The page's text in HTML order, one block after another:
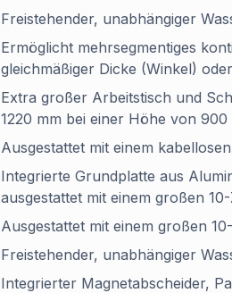
Freistehender, unabhängiger
Ermöglicht mehrsegmentiges
gleichmäßiger Dicke (Winkel)
Extra großer Arbeitstisch und
1220 mm bei einer Höhe von 900
Ausgestattet mit einem
Integrierte Grundplatte aus
ausgestattet mit einem großen
Ausgestattet mit einem großen
Freistehender, unabhängiger
Integrierter Magnetabscheider,